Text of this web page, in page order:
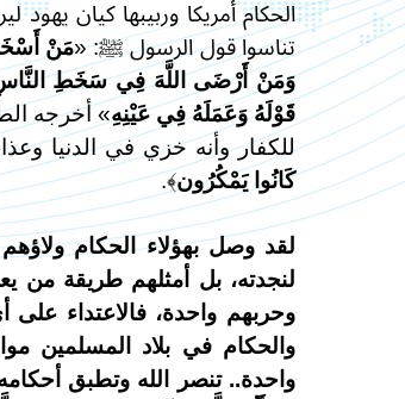
الحكام أمريكا وربيبها كيان
تناسوا قول الرسول ﷺ: «مَنْ
وَمَنْ أَرْضَى اللَّهَ فِي سَخَطِ
قَوْلَهُ وَعَمَلَهُ فِي عَيْنِهِ» أخرجه
للكفار وأنه خزي في الدنيا
كَانُوا يَمْكُرُون﴾.
لقد وصل بهؤلاء الحكام
لنجدته، بل أمثلهم طريقة من
وحربهم واحدة، فالاعتداء على
والحكام في بلاد المسلمين
واحدة.. تنصر الله وتطبق